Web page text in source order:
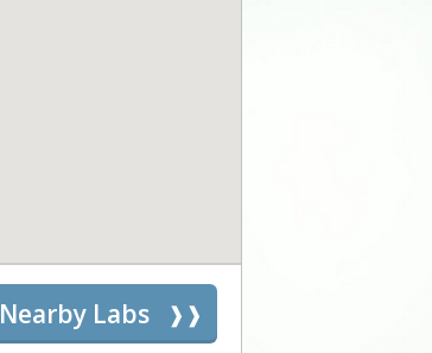
Nearby Labs